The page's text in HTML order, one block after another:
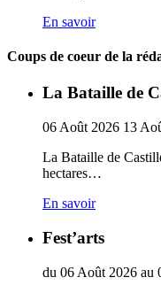
En savoir
Coups de coeur de la
La Bataille de
06 Août 2026 13
La Bataille de
hectares…
En savoir
Fest’arts
du 06 Août 2026 au